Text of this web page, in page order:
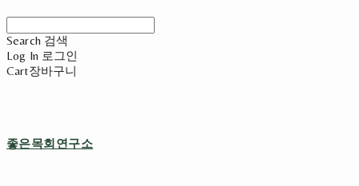
Search 검색
Log In 로그인
Cart장바구니
좋은목회연구소